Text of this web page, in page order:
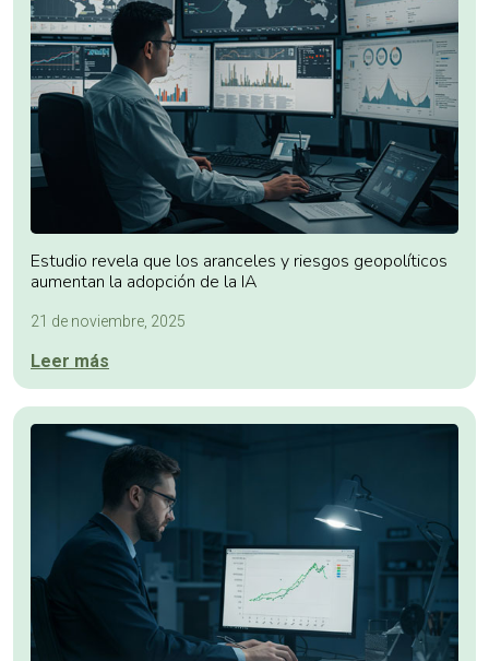
Estudio revela que los aranceles y riesgos geopolíticos
aumentan la adopción de la IA
21 de noviembre, 2025
Leer más